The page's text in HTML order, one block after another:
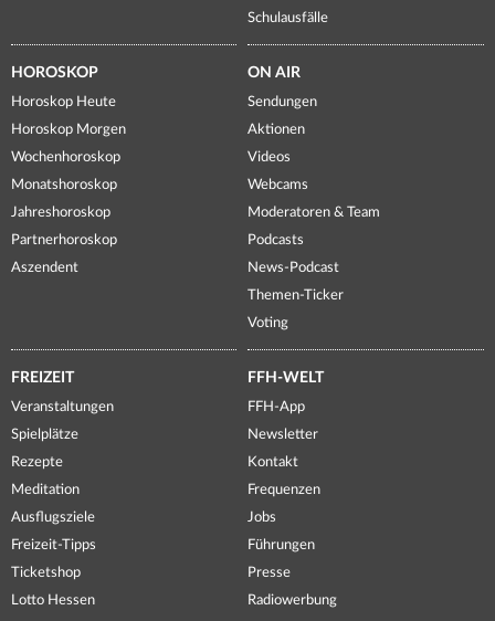
Schulausfälle
HOROSKOP
Horoskop Heute
Horoskop Morgen
Wochenhoroskop
Monatshoroskop
Jahreshoroskop
Partnerhoroskop
Aszendent
ON AIR
Sendungen
Aktionen
Videos
Webcams
Moderatoren & Team
Podcasts
News-Podcast
Themen-Ticker
Voting
FREIZEIT
Veranstaltungen
Spielplätze
Rezepte
Meditation
Ausflugsziele
Freizeit-Tipps
Ticketshop
Lotto Hessen
FFH-WELT
FFH-App
Newsletter
Kontakt
Frequenzen
Jobs
Führungen
Presse
Radiowerbung